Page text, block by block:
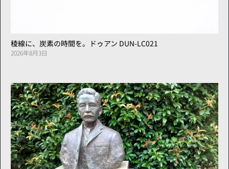
稜線に、炭素の時間を。ドゥアン DUN-LC021
2026年8月3日